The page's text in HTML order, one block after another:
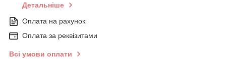
Детальніше
Оплата на рахунок
Оплата за реквізитами
Всі умови оплати